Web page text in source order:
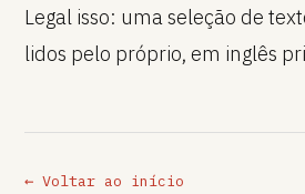
Legal isso: uma seleção de
lidos pelo próprio, em inglês
← Voltar ao início